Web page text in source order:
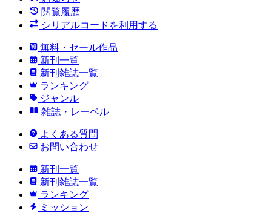
閲覧履歴
シリアルコードを利用する
無料・セール作品
新刊一覧
新刊雑誌一覧
ランキング
ジャンル
雑誌・レーベル
よくある質問
お問い合わせ
新刊一覧
新刊雑誌一覧
ランキング
ミッション